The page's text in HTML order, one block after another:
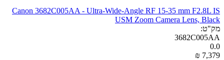
Canon 3682C005AA - Ultra-Wide-Angle RF 15-35 mm F2.8L IS
USM Zoom Camera Lens, Black
מק"ט:
3682C005AA
0.0
₪ 7,379